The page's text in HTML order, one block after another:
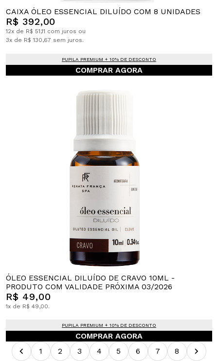
CAIXA ÓLEO ESSENCIAL DILUÍDO COM 8 UNIDADES
R$ 392,00
12x de R$ 51,11 com juros ou
3x de R$ 130,67 sem juros.
PUPILA PREMIUM + 10% DE DESCONTO
COMPRAR AGORA
ÓLEO ESSENCIAL DILUÍDO DE CRAVO 10ML -
PRODUTO COM VALIDADE PRÓXIMA 03/2026
R$ 49,00
1x de R$ 49,00.
PUPILA PREMIUM + 10% DE DESCONTO
COMPRAR AGORA
1
2 3 4 5 6 7 8